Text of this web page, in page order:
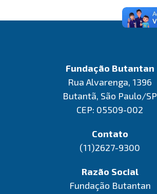
Fundação Butantan
Rua Alvarenga, 1396
Butantã, São Paulo/SP
CEP: 05509-002
Contato
(11)2627-9300
Razão Social
Fundação Butantan